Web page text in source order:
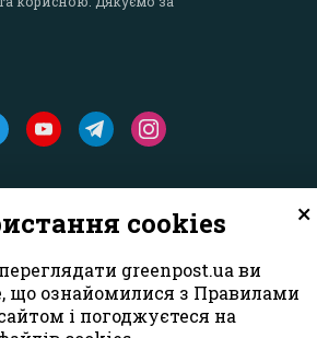
×
cookies
greenpost.ua ви
що ознайомилися з Правилами
і погоджуєтеся на